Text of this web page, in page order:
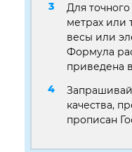
Для
метрах или
весы или
Формула
приведена
качества,
прописан